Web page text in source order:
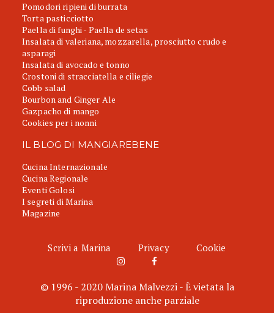
Pomodori ripieni di burrata
Torta pasticciotto
Paella di funghi - Paella de setas
Insalata di valeriana, mozzarella, prosciutto crudo e
asparagi
Insalata di avocado e tonno
Crostoni di stracciatella e ciliegie
Cobb salad
Bourbon and Ginger Ale
Gazpacho di mango
Cookies per i nonni
IL BLOG DI MANGIAREBENE
Cucina Internazionale
Cucina Regionale
Eventi Golosi
I segreti di Marina
Magazine
Scrivi a Marina Privacy Cookie
© 1996 - 2020 Marina Malvezzi - È vietata la
riproduzione anche parziale